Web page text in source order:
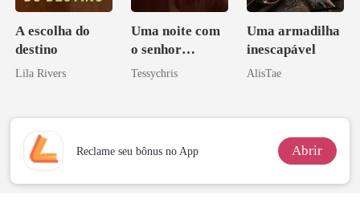
A escolha do
destino
Lila Rivers
Uma noite com
o senhor
Bilionário
Tessychris
Uma armadilha
inescapável
AlisTae
Reclame seu bônus no App Abrir